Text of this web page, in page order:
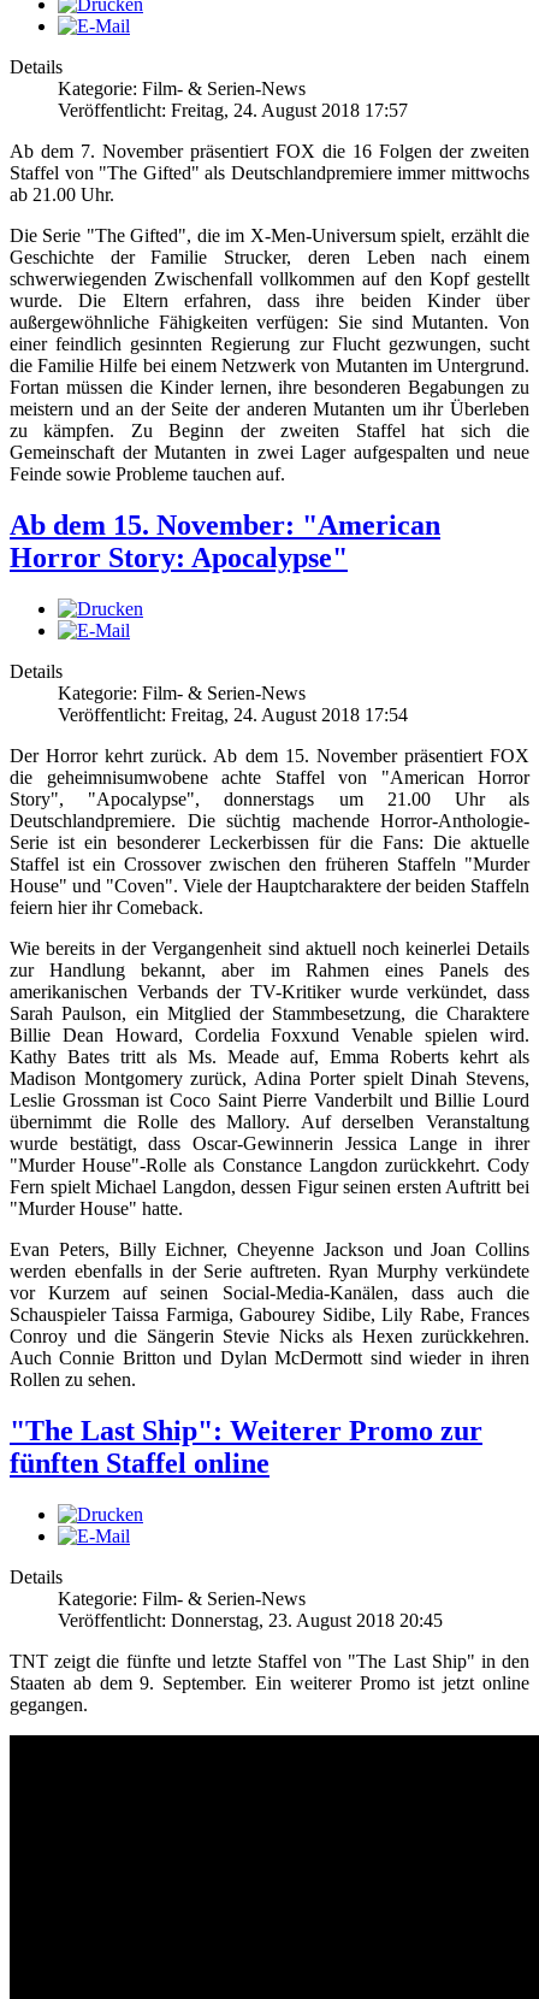
Details
Kategorie: Film- & Serien-News
Veröffentlicht: Freitag, 24. August 2018 17:57
Ab dem 7. November präsentiert FOX die 16 Folgen der zweiten
Staffel von "The Gifted" als Deutschlandpremiere immer mittwochs
ab 21.00 Uhr.
Die Serie "The Gifted", die im X-Men-Universum spielt, erzählt die
Geschichte der Familie Strucker, deren Leben nach einem
schwerwiegenden Zwischenfall vollkommen auf den Kopf gestellt
wurde. Die Eltern erfahren, dass ihre beiden Kinder über
außergewöhnliche Fähigkeiten verfügen: Sie sind Mutanten. Von
einer feindlich gesinnten Regierung zur Flucht gezwungen, sucht
die Familie Hilfe bei einem Netzwerk von Mutanten im Untergrund.
Fortan müssen die Kinder lernen, ihre besonderen Begabungen zu
meistern und an der Seite der anderen Mutanten um ihr Überleben
zu kämpfen. Zu Beginn der zweiten Staffel hat sich die
Gemeinschaft der Mutanten in zwei Lager aufgespalten und neue
Feinde sowie Probleme tauchen auf.
Ab dem 15. November: "American
Horror Story: Apocalypse"
Details
Kategorie: Film- & Serien-News
Veröffentlicht: Freitag, 24. August 2018 17:54
Der Horror kehrt zurück. Ab dem 15. November präsentiert FOX
die geheimnisumwobene achte Staffel von "American Horror
Story", "Apocalypse", donnerstags um 21.00 Uhr als
Deutschlandpremiere. Die süchtig machende Horror-Anthologie-
Serie ist ein besonderer Leckerbissen für die Fans: Die aktuelle
Staffel ist ein Crossover zwischen den früheren Staffeln "Murder
House" und "Coven". Viele der Hauptcharaktere der beiden Staffeln
feiern hier ihr Comeback.
Wie bereits in der Vergangenheit sind aktuell noch keinerlei Details
zur Handlung bekannt, aber im Rahmen eines Panels des
amerikanischen Verbands der TV-Kritiker wurde verkündet, dass
Sarah Paulson, ein Mitglied der Stammbesetzung, die Charaktere
Billie Dean Howard, Cordelia Foxxund Venable spielen wird.
Kathy Bates tritt als Ms. Meade auf, Emma Roberts kehrt als
Madison Montgomery zurück, Adina Porter spielt Dinah Stevens,
Leslie Grossman ist Coco Saint Pierre Vanderbilt und Billie Lourd
übernimmt die Rolle des Mallory. Auf derselben Veranstaltung
wurde bestätigt, dass Oscar-Gewinnerin Jessica Lange in ihrer
"Murder House"-Rolle als Constance Langdon zurückkehrt. Cody
Fern spielt Michael Langdon, dessen Figur seinen ersten Auftritt bei
"Murder House" hatte.
Evan Peters, Billy Eichner, Cheyenne Jackson und Joan Collins
werden ebenfalls in der Serie auftreten. Ryan Murphy verkündete
vor Kurzem auf seinen Social-Media-Kanälen, dass auch die
Schauspieler Taissa Farmiga, Gabourey Sidibe, Lily Rabe, Frances
Conroy und die Sängerin Stevie Nicks als Hexen zurückkehren.
Auch Connie Britton und Dylan McDermott sind wieder in ihren
Rollen zu sehen.
"The Last Ship": Weiterer Promo zur
fünften Staffel online
Details
Kategorie: Film- & Serien-News
Veröffentlicht: Donnerstag, 23. August 2018 20:45
TNT zeigt die fünfte und letzte Staffel von "The Last Ship" in den
Staaten ab dem 9. September. Ein weiterer Promo ist jetzt online
gegangen.